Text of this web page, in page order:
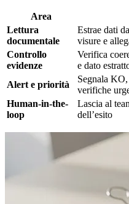
Area
Lettura
documentale
Estrae dati
visure e
Controllo
evidenze
Verifica
e dato
Alert e priorità
Segnala
verifiche
Human-in-the-
loop
Lascia al
dell’esito